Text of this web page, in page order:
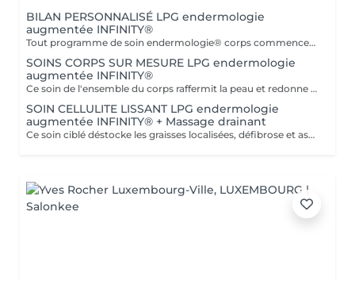
BILAN PERSONNALISÉ LPG endermologie
augmentée INFINITY®
Tout programme de soin endermologie® corps commence par un bilan ultra-précis, avec l'application professionnelle ENDERMOLINK. Il se déroule en trois étapes clés : 1. Décryptage de votre mode de vie. 2. Analyse de votre peau. 3. Création de votre programme sur-mesure.
SOINS CORPS SUR MESURE LPG endermologie
augmentée INFINITY®
Ce soin de l'ensemble du corps raffermit la peau et redonne du galbe aux courbes pour retrouver une silhouette resculptée et plus ferme tout en procurant un grand moment de bien-être. DESTOCKE les graisses Grâce à la nouvelle tête de traitement brevetée Alliance, endermologie® permet de cibler et d'affiner les zones rebelles à lexercice et à l'hygiène alimentaire (bras, dos, ventre, taille, cuisses..) tout en s'adaptant précisément aux besoins de chaque peau. LISSE la cellulite La cellulite, qui touche 90 % des femmes même les plus minces et les plus sportives, résulte à la fois dun stockage de graisses dans les adipocytes (cellules graisseuses) et dune rétention d'eau tout autour. RAFFERMIT la peau Variations de poids, grossesses, temps qui passe la peau perd progressivement de sa tonicité et de sa souplesse. Même si ce relâchement cutané concerne tout le corps, certaines zones y sont plus sensibles : intérieur des cuisses, ventre, bras, etc
SOIN CELLULITE LISSANT LPG endermologie
augmentée INFINITY® + Massage drainant
Ce soin ciblé déstocke les graisses localisées, défibrose et assouplit les tissus pour traiter efficacement la cellulite adipeuse et fibreuse tout en procurant un grand moment de bien-être. 40 minutes LPG + 10 minutes de massage drainant/amincissant sur l'avant des jambes.